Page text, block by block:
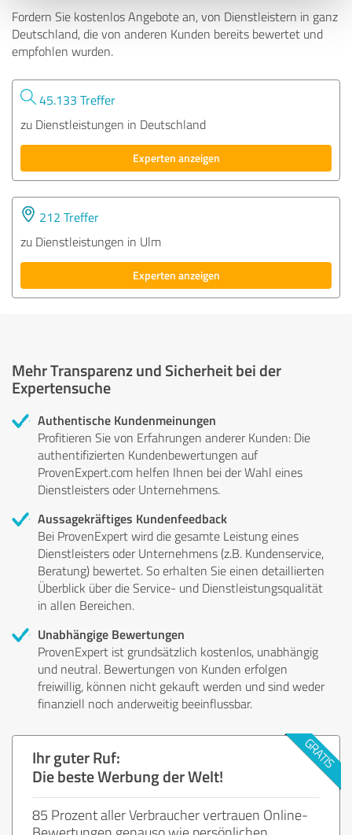
Fordern Sie kostenlos Angebote an, von Dienstleistern in ganz
Deutschland, die von anderen Kunden bereits bewertet und
empfohlen wurden.
45.133 Treffer
zu Dienstleistungen in Deutschland
Experten anzeigen
212 Treffer
zu Dienstleistungen in Ulm
Experten anzeigen
Mehr Transparenz und Sicherheit bei der
Expertensuche
Authentische Kundenmeinungen
Profitieren Sie von Erfahrungen anderer Kunden: Die
authentifizierten Kundenbewertungen auf
ProvenExpert.com helfen Ihnen bei der Wahl eines
Dienstleisters oder Unternehmens.
Aussagekräftiges Kundenfeedback
Bei ProvenExpert wird die gesamte Leistung eines
Dienstleisters oder Unternehmens (z.B. Kundenservice,
Beratung) bewertet. So erhalten Sie einen detaillierten
Überblick über die Service- und Dienstleistungsqualität
in allen Bereichen.
Unabhängige Bewertungen
ProvenExpert ist grundsätzlich kostenlos, unabhängig
und neutral. Bewertungen von Kunden erfolgen
freiwillig, können nicht gekauft werden und sind weder
finanziell noch anderweitig beeinflussbar.
Ihr guter Ruf:
Die beste Werbung der Welt!
85 Prozent aller Verbraucher vertrauen Online-